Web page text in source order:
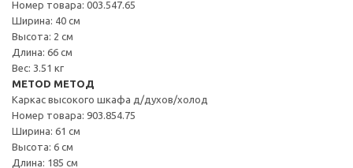
Номер товара: 003.547.65
Ширина: 40 см
Высота: 2 см
Длина: 66 см
Вес: 3.51 кг
METOD МЕТОД
Каркас высокого шкафа д/духов/холод
Номер товара: 903.854.75
Ширина: 61 см
Высота: 6 см
Длина: 185 см